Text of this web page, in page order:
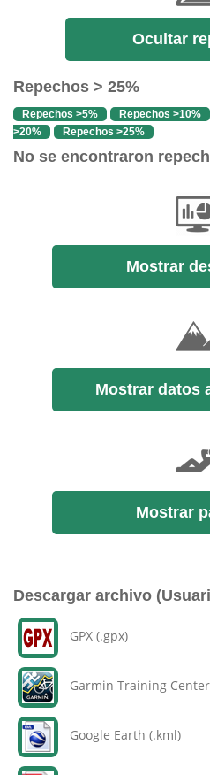
Ocultar
Repechos > 25%
Repechos >5% Repechos >10%
>20%
Repechos >25%
No se encontraron
Mostrar
Mostrar datos
Mostrar
Descargar archivo
GPX (.gpx)
Garmin Training
Google Earth (.kml)